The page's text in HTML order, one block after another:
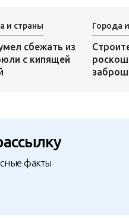
и страны
сбежать из
с кипящей
Города
факты